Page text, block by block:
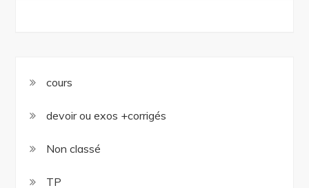
cours
devoir ou exos +corrigés
Non classé
TP